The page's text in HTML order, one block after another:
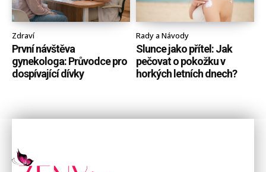
Zdraví
První návštěva
gynekologa: Průvodce pro
dospívající dívky
Rady a Návody
Slunce jako přítel: Jak
pečovat o pokožku v
horkých letních dnech?